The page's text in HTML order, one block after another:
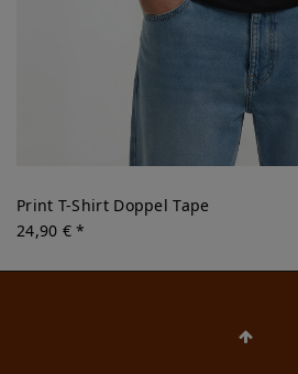
Print T-Shirt Doppel Tape
24,90 € *